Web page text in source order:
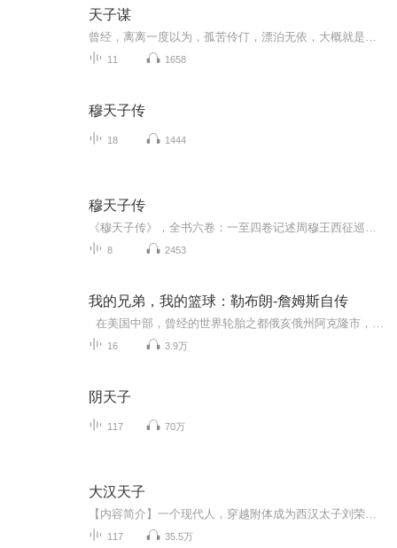
天子谋
11 1658
穆天子传
18 1444
穆天子传
8 2453
我的兄弟，我的篮球：勒布朗-詹姆斯自传
16 3.9万
阴天子
117 70万
大汉天子
117 35.5万